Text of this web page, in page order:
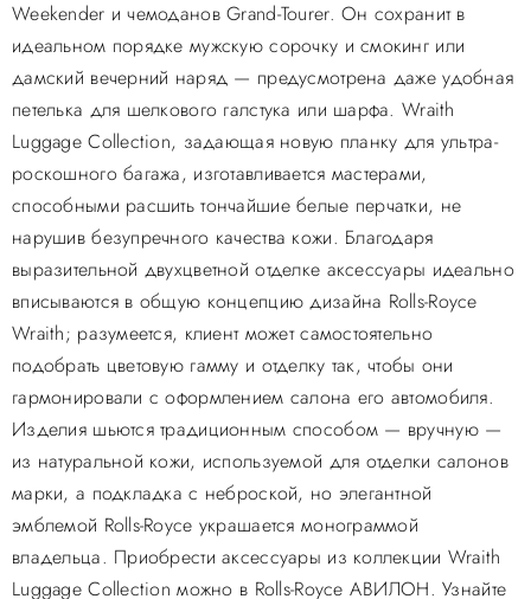
Weekender и чемоданов Grand-Tourer. Он сохранит в
идеальном порядке мужскую сорочку и смокинг или
дамский вечерний наряд — предусмотрена даже удобная
петелька для шелкового галстука или шарфа. Wraith
Luggage Collection, задающая новую планку для ультра-
роскошного багажа, изготавливается мастерами,
способными расшить тончайшие белые перчатки, не
нарушив безупречного качества кожи. Благодаря
выразительной двухцветной отделке аксессуары идеально
вписываются в общую концепцию дизайна Rolls-Royce
Wraith; разумеется, клиент может самостоятельно
подобрать цветовую гамму и отделку так, чтобы они
гармонировали с оформлением салона его автомобиля.
Изделия шьются традиционным способом — вручную —
из натуральной кожи, используемой для отделки салонов
марки, а подкладка с неброской, но элегантной
эмблемой Rolls-Royce украшается монограммой
владельца. Приобрести аксессуары из коллекции Wraith
Luggage Collection можно в Rolls-Royce АВИЛОН. Узнайте